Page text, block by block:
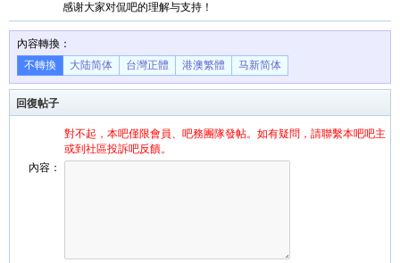
感谢大家对侃吧的理解与支持！
內容轉換：
不轉換
大陆简体 台灣正體 港澳繁體 马新简体
回復帖子
對不起，本吧僅限會員、吧務團隊發帖。如有疑問，請聯繫本吧吧主
或到社區投訴吧反饋。
內容：